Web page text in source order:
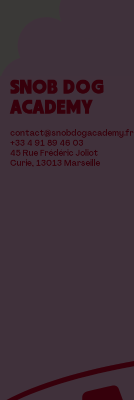
SNOB DOG
ACADEMY
contact@snobdogacademy.fr
+33 4 91 89 46 03
45 Rue Frédéric Joliot
Curie, 13013 Marseille